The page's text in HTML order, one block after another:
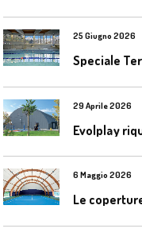
25 Giugno 2026
29 Aprile 2026
Evolplay
6 Maggio 2026
Le